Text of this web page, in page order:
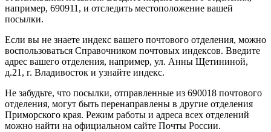
например, 690911, и отследить местоположение вашей
посылки.
Если вы не знаете индекс вашего почтового отделения, можно
воспользоваться Справочником почтовых индексов. Введите
адрес вашего отделения, например, ул. Анны Щетининой,
д.21, г. Владивосток и узнайте индекс.
Не забудьте, что посылки, отправленные из 690018 почтового
отделения, могут быть перенаправлены в другие отделения
Приморского края. Режим работы и адреса всех отделений
можно найти на официальном сайте Почты России.